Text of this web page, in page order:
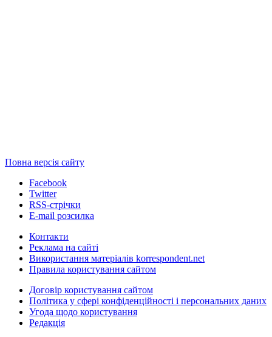
Повна версія сайту
Facebook
Twitter
RSS-стрічки
E-mail розсилка
Контакти
Реклама на сайті
Використання матеріалів korrespondent.net
Правила користування сайтом
Договір користування сайтом
Політика у сфері конфіденційності і персональних даних
Угода щодо користування
Редакція